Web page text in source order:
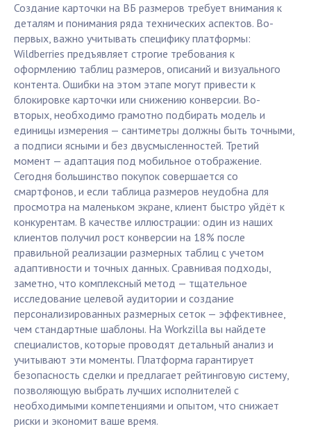
Создание карточки на ВБ размеров требует внимания к
деталям и понимания ряда технических аспектов. Во-
первых, важно учитывать специфику платформы:
Wildberries предъявляет строгие требования к
оформлению таблиц размеров, описаний и визуального
контента. Ошибки на этом этапе могут привести к
блокировке карточки или снижению конверсии. Во-
вторых, необходимо грамотно подбирать модель и
единицы измерения — сантиметры должны быть точными,
а подписи ясными и без двусмысленностей. Третий
момент — адаптация под мобильное отображение.
Сегодня большинство покупок совершается со
смартфонов, и если таблица размеров неудобна для
просмотра на маленьком экране, клиент быстро уйдёт к
конкурентам. В качестве иллюстрации: один из наших
клиентов получил рост конверсии на 18% после
правильной реализации размерных таблиц с учетом
адаптивности и точных данных. Сравнивая подходы,
заметно, что комплексный метод — тщательное
исследование целевой аудитории и создание
персонализированных размерных сеток — эффективнее,
чем стандартные шаблоны. На Workzilla вы найдете
специалистов, которые проводят детальный анализ и
учитывают эти моменты. Платформа гарантирует
безопасность сделки и предлагает рейтинговую систему,
позволяющую выбрать лучших исполнителей с
необходимыми компетенциями и опытом, что снижает
риски и экономит ваше время.